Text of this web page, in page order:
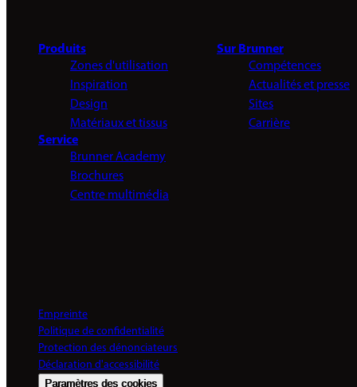
Produits
Zones d'utilisation
Inspiration
Design
Matériaux et tissus
Sur Brunner
Compétences
Actualités et presse
Sites
Carrière
Service
Brunner Academy
Brochures
Centre multimédia
Empreinte
Politique de confidentialité
Protection des dénonciateurs
Déclaration d'accessibilité
Paramètres des cookies